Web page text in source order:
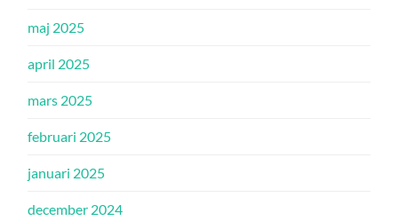
maj 2025
april 2025
mars 2025
februari 2025
januari 2025
december 2024